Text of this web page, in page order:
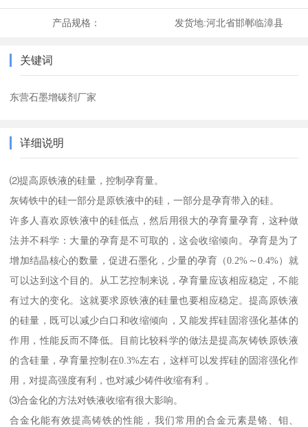
产品规格： 发货地:河北省邯郸临漳县
关键词
东营石墨增碳剂厂家
详细说明
⑵提高原铁液的硅量，控制孕育量。
灰铸铁中的硅一部分是原铁液中的硅，一部分是孕育带入的硅。
许多人喜欢原铁液中的硅低点，然后用很大的孕育量孕育，这种做
法并不科学：大量的孕育是不可取的，这会收缩倾向。孕育是为了
增加结晶核心的数量，促进石墨化，少量的孕育（0.2%～0.4%）就
可以达到这个目的。从工艺控制来说，孕育量应该相应稳定，不能
有过大的变化。这就要求原铁液的硅量也要相应稳定。提高原铁液
的硅量，既可以减少白口和收缩倾向，又能发挥硅固溶强化基体的
作用，性能反而不降低。目前比较科学的做法是提高灰铸铁原铁液
的含硅量，孕育量控制在0.3%左右，这样可以发挥硅的固溶强化作
用，对提高强度有利，也对减少铸件收缩有利 。
⑶合金化的方法对铁液收缩有很大影响。
合金化能有效提高铸铁的性能，我们常用的合金元素是铬、钼、